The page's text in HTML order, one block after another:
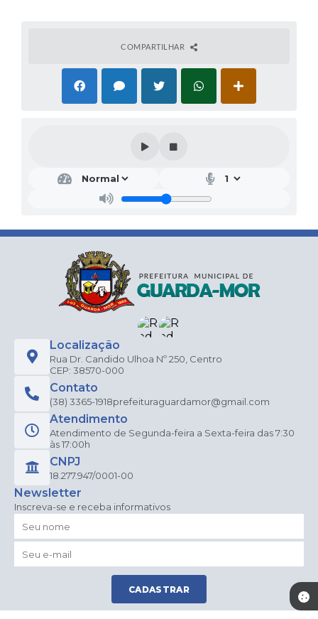
COMPARTILHAR
Localização
Rua Dr. Candido Ulhoa Nº 250, Centro
CEP: 38570-000
Contato
(38) 3365-1918prefeituraguardamor@gmail.com
Atendimento
Atendimento de Segunda-feira a Sexta-feira das 7:30
às 17:00h
CNPJ
18.277.947/0001-00
Newsletter
Inscreva-se e receba informativos
CADASTRAR